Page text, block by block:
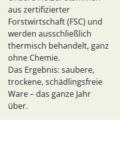
aus zertifizierter
Forstwirtschaft (FSC) und
werden ausschließlich
thermisch behandelt, ganz
ohne Chemie.
Das Ergebnis: saubere,
trockene, schädlingsfreie
Ware – das ganze Jahr
über.